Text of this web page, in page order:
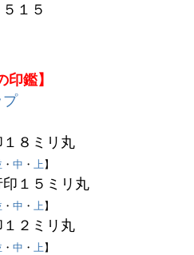
１５
印鑑】
８ミリ丸
・ 中 ・ 上 】
１５ミリ丸
・ 中 ・ 上 】
２ミリ丸
・ 中 ・ 上 】